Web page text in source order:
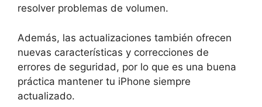
resolver problemas de volumen.
Además, las ⁢actualizaciones también ofrecen
⁤nuevas características y correcciones de
errores de​ seguridad, por lo que es una buena
práctica mantener​ tu iPhone siempre
actualizado.